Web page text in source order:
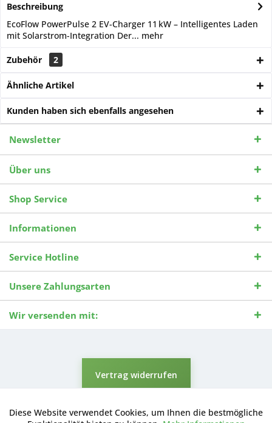
Beschreibung
EcoFlow PowerPulse 2 EV-Charger 11 kW – Intelligentes Laden
mit Solarstrom-Integration Der... mehr
Zubehör 2
Ähnliche Artikel
Kunden haben sich ebenfalls angesehen
Newsletter
Über uns
Shop Service
Informationen
Service Hotline
Unsere Zahlungsarten
Wir versenden mit:
Vertrag widerrufen
Nachnahmegebühren, wenn nicht anders beschrieben.
Durchgestrichene Preise entsprechen dem niedrigsten Verkaufspreis
Funktionale Aktiv
Diese Website verwendet Cookies, um Ihnen die bestmögliche